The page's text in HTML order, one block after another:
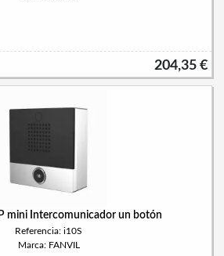
204,35 €
mini Intercomunicador un botón
Referencia: i10S
Marca: FANVIL